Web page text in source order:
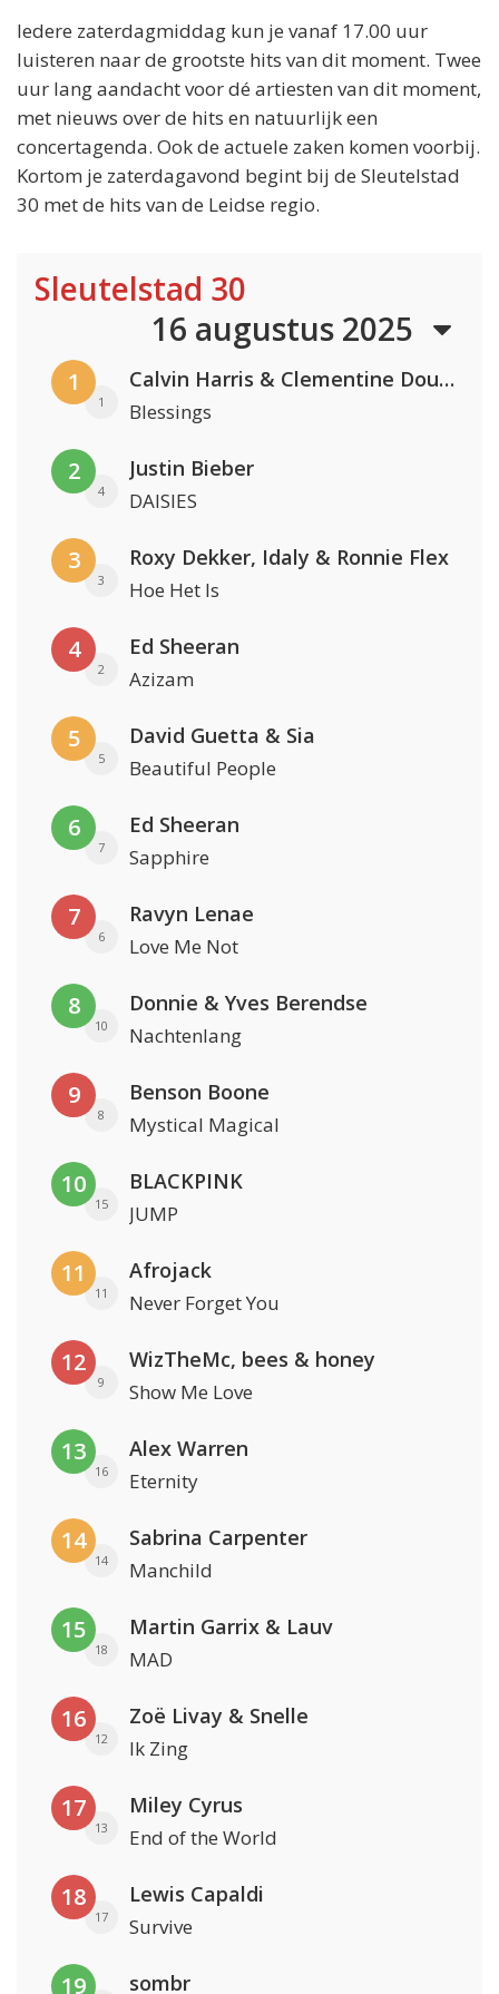
Iedere zaterdagmiddag kun je vanaf 17.00 uur
luisteren naar de grootste hits van dit moment. Twee
uur lang aandacht voor dé artiesten van dit moment,
met nieuws over de hits en natuurlijk een
concertagenda. Ook de actuele zaken komen voorbij.
Kortom je zaterdagavond begint bij de Sleutelstad
30 met de hits van de Leidse regio.
Sleutelstad 30
16 augustus 2025
1
1
Calvin Harris & Clementine Douglas
Blessings
2
4
Justin Bieber
DAISIES
3
3
Roxy Dekker, Idaly & Ronnie Flex
Hoe Het Is
4
2
Ed Sheeran
Azizam
5
5
David Guetta & Sia
Beautiful People
6
7
Ed Sheeran
Sapphire
7
6
Ravyn Lenae
Love Me Not
8
10
Donnie & Yves Berendse
Nachtenlang
9
8
Benson Boone
Mystical Magical
10
15
BLACKPINK
JUMP
11
11
Afrojack
Never Forget You
12
9
WizTheMc, bees & honey
Show Me Love
13
16
Alex Warren
Eternity
14
14
Sabrina Carpenter
Manchild
15
18
Martin Garrix & Lauv
MAD
16
12
Zoë Livay & Snelle
Ik Zing
17
13
Miley Cyrus
End of the World
18
17
Lewis Capaldi
Survive
19 sombr